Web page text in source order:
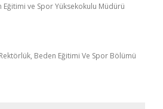
Eğitimi ve Spor Yüksekokulu Müdürü
Beden Eğitimi Ve Spor Bölümü